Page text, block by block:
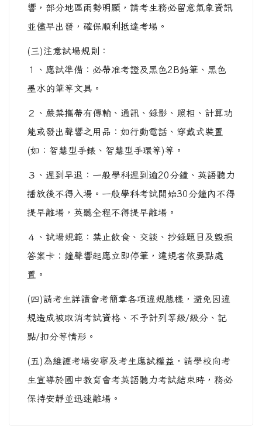
響，部分地區雨勢明顯，請考生務必留意氣象資訊
並儘早出發，確保順利抵達考場。
(三)注意試場規則：
１、應試準備：必帶准考證及黑色2B鉛筆、黑色
墨水的筆等文具。
２、嚴禁攜帶有傳輸、通訊、錄影、照相、計算功
能或發出聲響之用品：如行動電話、穿戴式裝置
(如：智慧型手錶、智慧型手環等)等。
３、遲到早退：一般學科遲到逾20分鐘、英語聽力
播放後不得入場。一般學科考試開始30分鐘內不得
提早離場，英聽全程不得提早離場。
４、試場規範：禁止飲食、交談、抄錄題目及毀損
答案卡；鐘聲響起應立即停筆，違規者依要點處
置。
(四)請考生詳讀會考簡章各項違規態樣，避免因違
規造成被取消考試資格、不予計列等級/級分、記
點/扣分等情形。
(五)為維護考場安寧及考生應試權益，請學校向考
生宣導於國中教育會考英語聽力考試結束時，務必
保持安靜並迅速離場。